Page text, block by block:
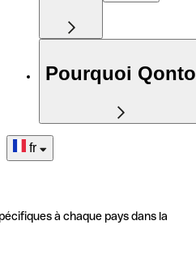
Pourquoi Qonto
fr
à chaque pays dans la